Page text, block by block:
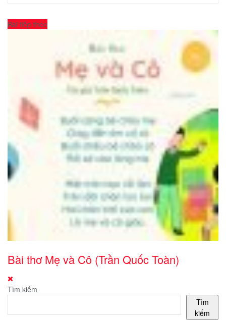
Bài tiếp theo
Bài thơ Mẹ và Cô (Trần Quốc Toàn)
Tìm kiếm
Tìm
kiếm